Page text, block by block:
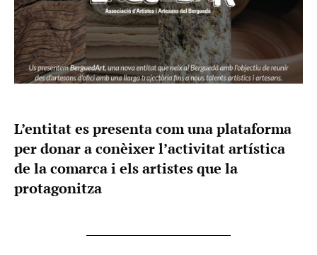
L’entitat es presenta com una plataforma
per donar a conèixer l’activitat artística
de la comarca i els artistes que la
protagonitza